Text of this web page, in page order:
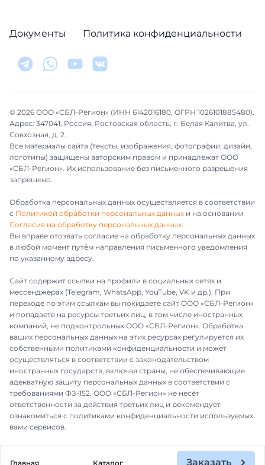
Главная Каталог Заказать
Документы Политика конфиденциальности
© 2026 ООО «СБЛ-Регион» (ИНН 6142016180, ОГРН 1026101885480).
Адрес: 347041, Россия, Ростовская область, г. Белая Калитва, ул.
Совхозная, д. 2.
Все материалы сайта (тексты, изображения, фотографии, дизайн,
логотипы) защищены авторским правом и принадлежат ООО
«СБЛ-Регион». Их использование без письменного разрешения
запрещено.
Обработка персональных данных осуществляется в соответствии
с Политикой обработки персональных данных и на основании
Согласия на обработку персональных данных.
Вы вправе отозвать согласие на обработку персональных данных
в любой момент путём направления письменного уведомления
по указанному адресу.
Сайт содержит ссылки на профили в социальных сетях и
мессенджерах (Telegram, WhatsApp, YouTube, VK и др.). При
переходе по этим ссылкам вы покидаете сайт ООО «СБЛ-Регион»
и попадаете на ресурсы третьих лиц, в том числе иностранных
компаний, не подконтрольных ООО «СБЛ-Регион». Обработка
ваших персональных данных на этих ресурсах регулируется их
собственными политиками конфиденциальности и может
осуществляться в соответствии с законодательством
иностранных государств, включая страны, не обеспечивающие
адекватную защиту персональных данных в соответствии с
требованиями ФЗ-152. ООО «СБЛ-Регион» не несёт
ответственности за действия третьих лиц и рекомендует
ознакомиться с политиками конфиденциальности используемых
вами сервисов.